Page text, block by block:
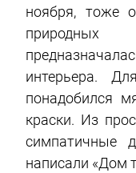
ноября, тоже
природных
интерьера.
понадобился
краски. Из
симпатичные
написали «Дом